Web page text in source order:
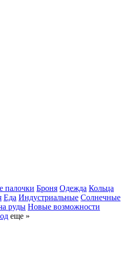
палочки Броня Одежда Кольца
Еда Индустриальные Солнечные
руды Новые возможности
еще »